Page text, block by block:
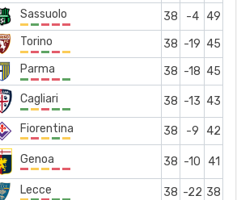
Sassuolo 38 -4
49
Torino 38 -19 45
Parma 38 -18 45
Cagliari 38 -13 43
Fiorentina 38 -9 42
Genoa 38 -10 41
Lecce 38 -22 38